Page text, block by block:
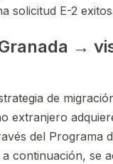
solicitud E-2
→
de
extranjero
del Programa
continuación, se